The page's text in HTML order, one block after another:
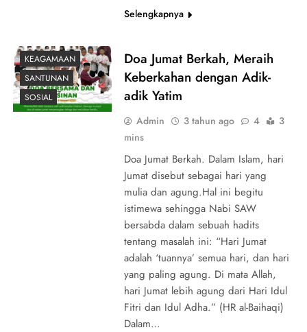
Selengkapnya
KEAGAMAAN
SANTUNAN
SOSIAL
Doa Jumat Berkah, Meraih
Keberkahan dengan Adik-
adik Yatim
Admin 3 tahun ago 4
3
mins
Doa Jumat Berkah. Dalam Islam, hari
Jumat disebut sebagai hari yang
mulia dan agung.Hal ini begitu
istimewa sehingga Nabi SAW
bersabda dalam sebuah hadits
tentang masalah ini: “Hari Jumat
adalah ‘tuannya’ semua hari, dan hari
yang paling agung. Di mata Allah,
hari Jumat lebih agung dari Hari Idul
Fitri dan Idul Adha.” (HR al-Baihaqi)
Dalam…